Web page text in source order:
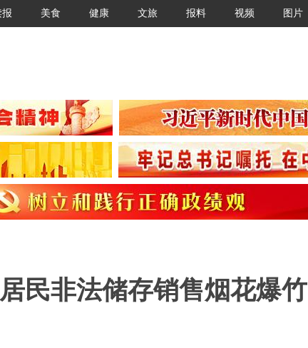
报 美食 健康 文旅 报料 视频 图片
民非法储存销售烟花爆竹